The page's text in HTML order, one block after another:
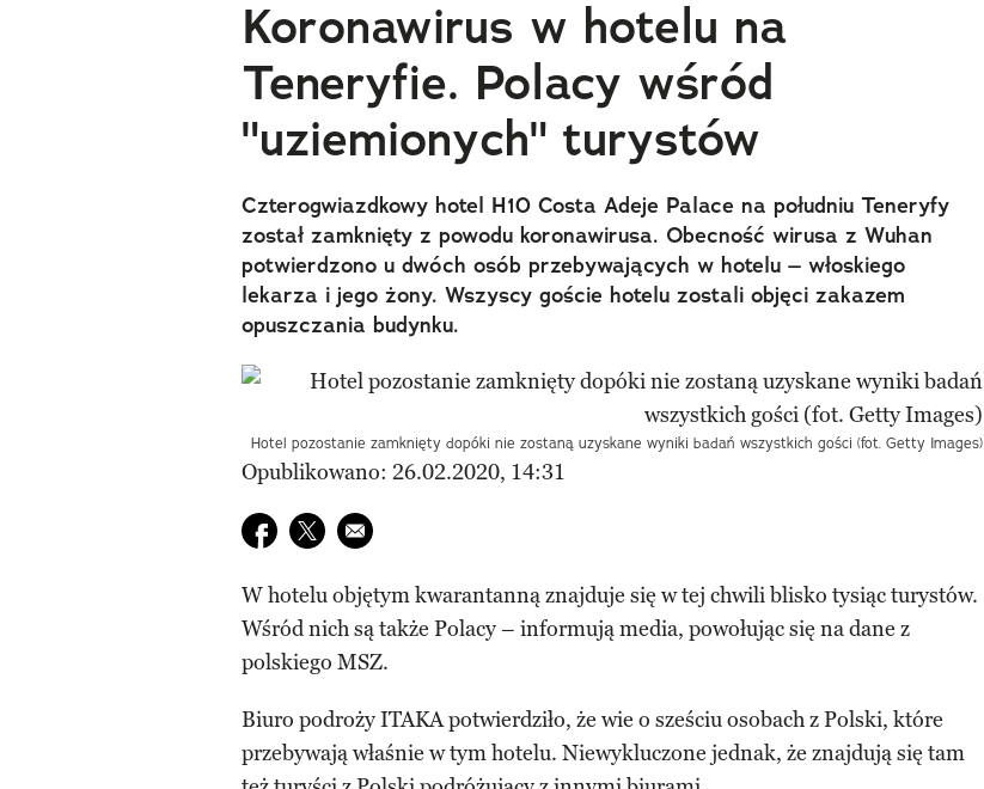
Koronawirus w hotelu na
Teneryfie. Polacy wśród
"uziemionych" turystów
Czterogwiazdkowy hotel H10 Costa Adeje Palace na południu Teneryfy
został zamknięty z powodu koronawirusa. Obecność wirusa z Wuhan
potwierdzono u dwóch osób przebywających w hotelu – włoskiego
lekarza i jego żony. Wszyscy goście hotelu zostali objęci zakazem
opuszczania budynku.
Hotel pozostanie zamknięty dopóki nie zostaną uzyskane wyniki badań wszystkich gości (fot. Getty Images)
Opublikowano: 26.02.2020, 14:31
Udostępnij na facebook
Udostępnij na twitter
E-mail do przyjaciela
W hotelu objętym kwarantanną znajduje się w tej chwili blisko tysiąc turystów.
Wśród nich są także Polacy – informują media, powołując się na dane z
polskiego MSZ.
Biuro podroży ITAKA potwierdziło, że wie o sześciu osobach z Polski, które
przebywają właśnie w tym hotelu. Niewykluczone jednak, że znajdują się tam